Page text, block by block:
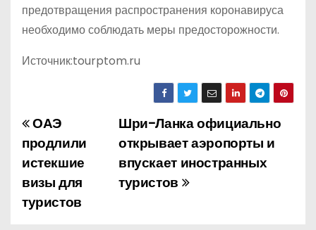
предотвращения распространения коронавируса
необходимо соблюдать меры предосторожности.
Источник:tourptom.ru
Н
а
в
и
Шри-Ланка официально
открывает аэропорты и
впускает иностранных
туристов
ОАЭ
продлили
истекшие
визы для
туристов